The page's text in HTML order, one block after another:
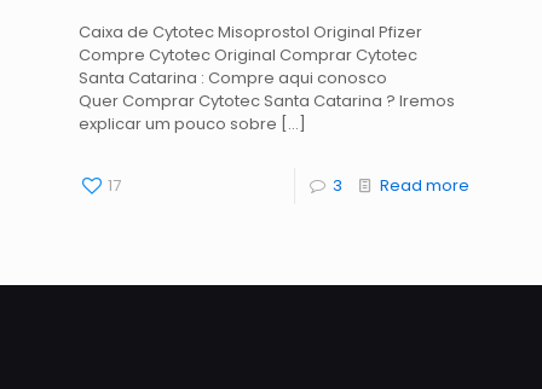
Caixa de Cytotec Misoprostol Original Pfizer
Compre Cytotec Original Comprar Cytotec
Santa Catarina : Compre aqui conosco
Quer Comprar Cytotec Santa Catarina ? Iremos
explicar um pouco sobre […]
17 3 Read more